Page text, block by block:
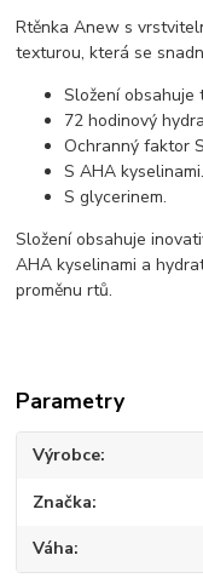
Rtěnka Anew s
texturou, která se
Složení obsahuje
72 hodinový
Ochranný faktor
S AHA kyselinami.
S glycerinem.
Složení obsahuje
AHA kyselinami a
proměnu rtů.
Parametry
Výrobce
Značka
Váha